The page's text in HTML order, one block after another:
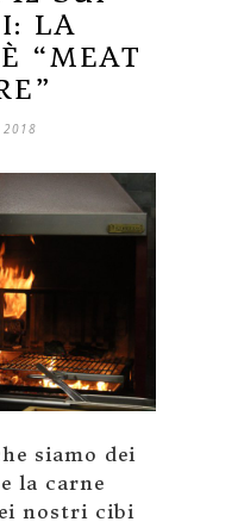
LA
“MEAT
2018
siamo dei
la carne
nostri cibi